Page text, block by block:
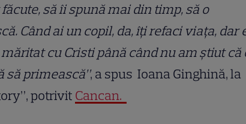
să îi spună mai din timp, să o
Când ai un copil, da, îți refaci viața, dar
cu Cristi până când nu am știut că
să primească”, a spus Ioana Ginghină, la
potrivit Cancan.